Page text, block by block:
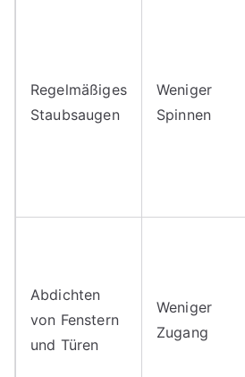
Regelmäßiges
Staubsaugen
Weniger
Spinnen
Abdichten
von Fenstern
und Türen
Weniger
Zugang